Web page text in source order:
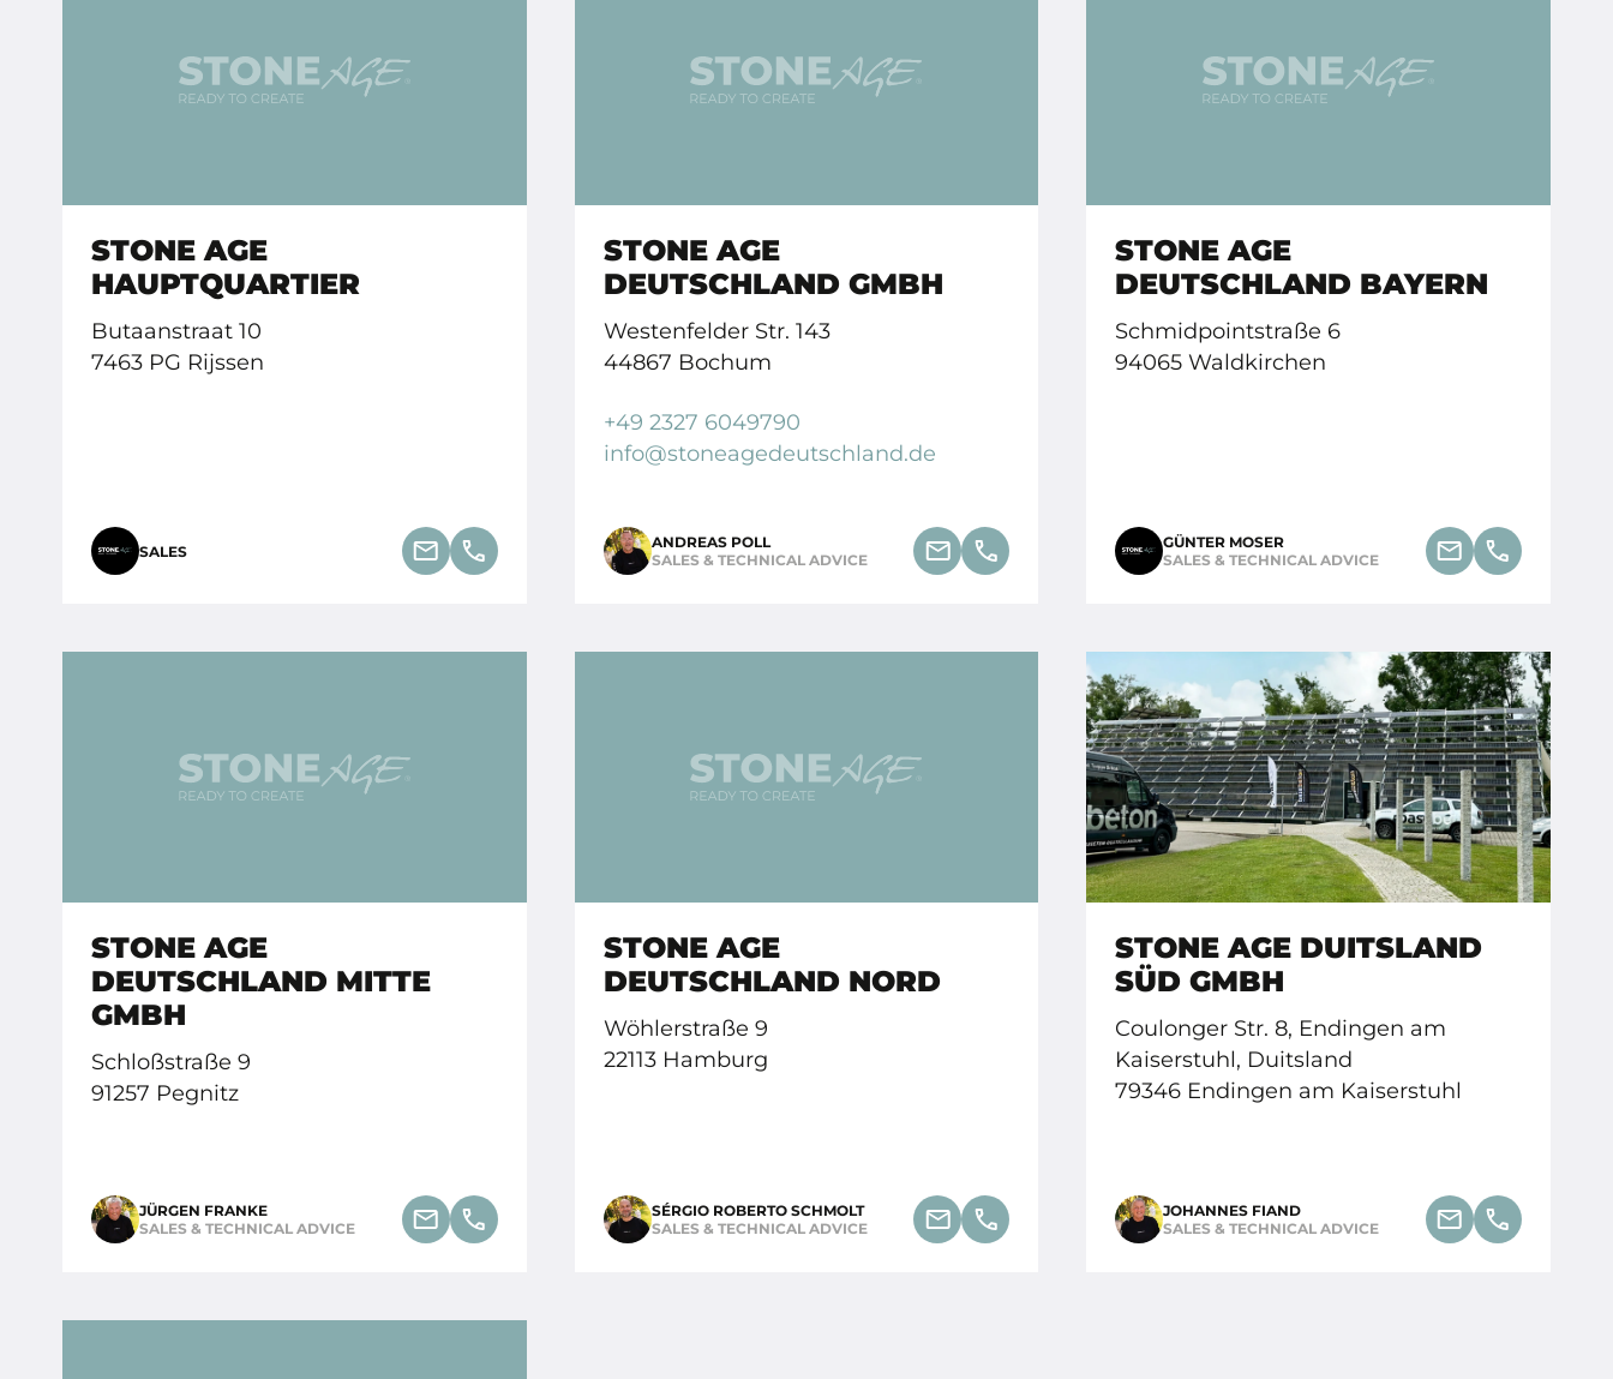
STONE AGE
HAUPTQUARTIER
Butaanstraat 10
7463 PG Rijssen
SALES
STONE AGE
DEUTSCHLAND GMBH
Westenfelder Str. 143
44867 Bochum
+49 2327 6049790
info@stoneagedeutschland.de
ANDREAS POLL
SALES & TECHNICAL ADVICE
STONE AGE
DEUTSCHLAND BAYERN
Schmidpointstraße 6
94065 Waldkirchen
GÜNTER MOSER
SALES & TECHNICAL ADVICE
STONE AGE
DEUTSCHLAND MITTE
GMBH
Schloßstraße 9
91257 Pegnitz
JÜRGEN FRANKE
SALES & TECHNICAL ADVICE
STONE AGE
DEUTSCHLAND NORD
Wöhlerstraße 9
22113 Hamburg
SÉRGIO ROBERTO SCHMOLT
SALES & TECHNICAL ADVICE
STONE AGE DUITSLAND
SÜD GMBH
Coulonger Str. 8, Endingen am
Kaiserstuhl, Duitsland
79346 Endingen am Kaiserstuhl
JOHANNES FIAND
SALES & TECHNICAL ADVICE